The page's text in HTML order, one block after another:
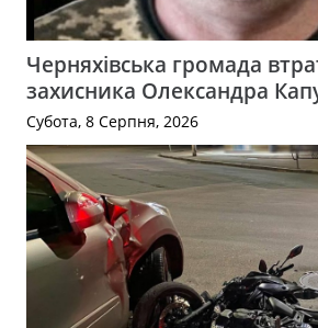
Черняхівська громада
захисника Олександра
Субота, 8 Серпня, 2026